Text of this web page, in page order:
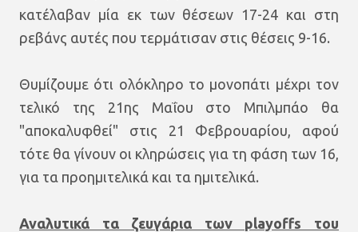
κατέλαβαν μία εκ των θέσεων 17-24 και στη
ρεβάνς αυτές που τερμάτισαν στις θέσεις 9-16.
Θυμίζουμε ότι ολόκληρο το μονοπάτι μέχρι τον
τελικό της 21ης Μαΐου στο Μπιλμπάο θα
"αποκαλυφθεί" στις 21 Φεβρουαρίου, αφού
τότε θα γίνουν οι κληρώσεις για τη φάση των 16,
για τα προημιτελικά και τα ημιτελικά.
Αναλυτικά τα ζευγάρια των playoffs του